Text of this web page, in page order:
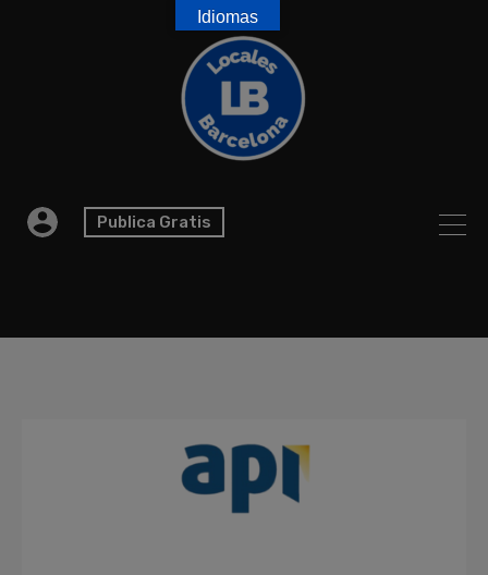
Publica Gratis
Idiomas